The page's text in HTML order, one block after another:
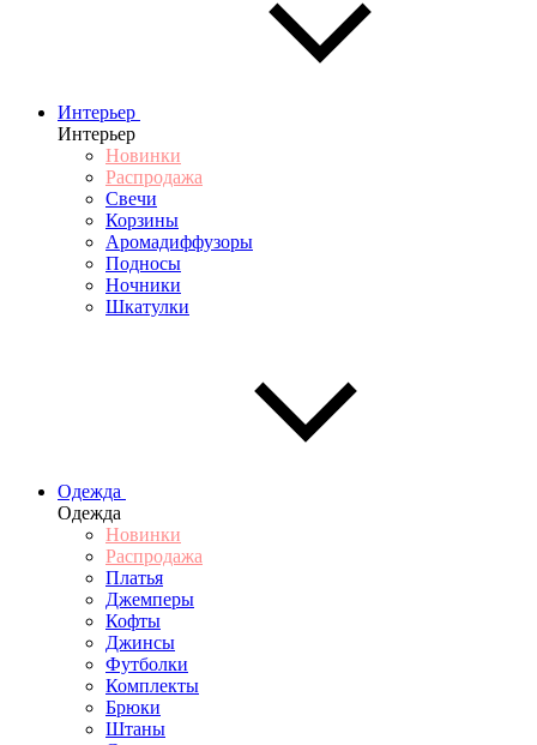
Интерьер
Интерьер
Новинки
Распродажа
Свечи
Корзины
Аромадиффузоры
Подносы
Ночники
Шкатулки
Одежда
Одежда
Новинки
Распродажа
Платья
Джемперы
Кофты
Джинсы
Футболки
Комплекты
Брюки
Штаны